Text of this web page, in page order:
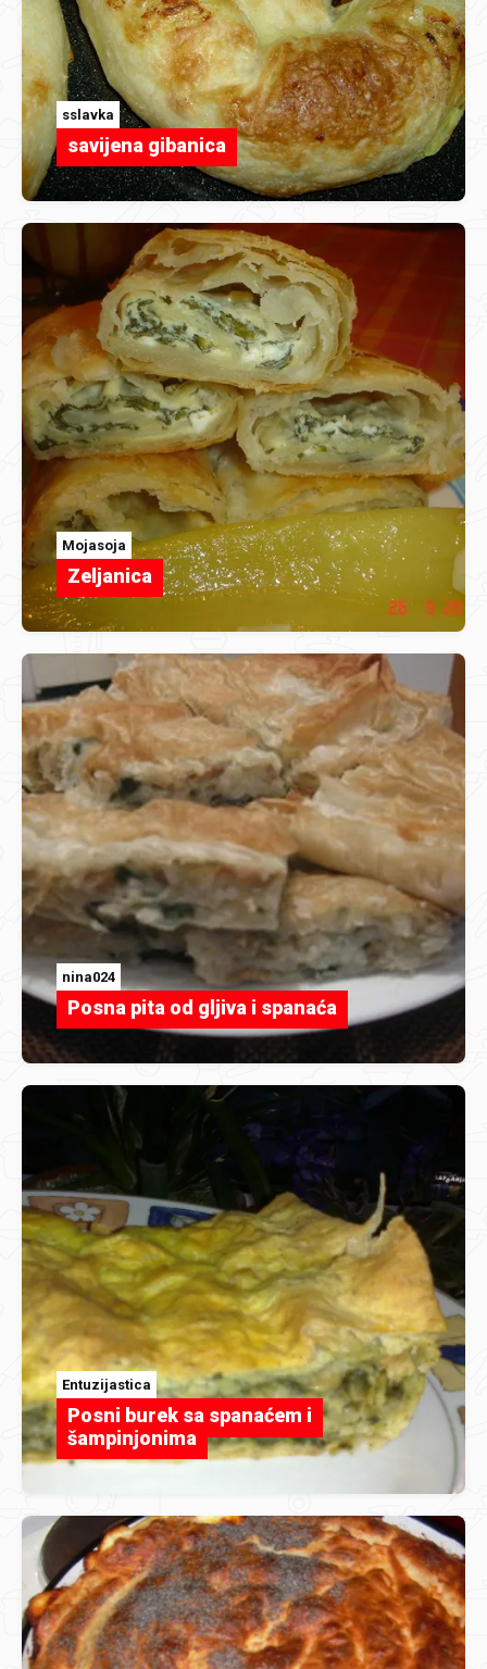
sslavka
savijena gibanica
Mojasoja
Zeljanica
nina024
Posna pita od gljiva i spanaća
Entuzijastica
Posni burek sa spanaćem i
šampinjonima